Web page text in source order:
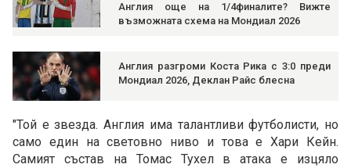
Англия още на 1/4финалите? Вижте
възможната схема на Мондиал 2026
Англия разгроми Коста Рика с 3:0 преди
Мондиал 2026, Деклан Райс блесна
"Той е звезда. Англия има талантливи футболисти, но
само един на световно ниво и това е Хари Кейн.
Самият състав на Томас Тухел в атака е изцяло